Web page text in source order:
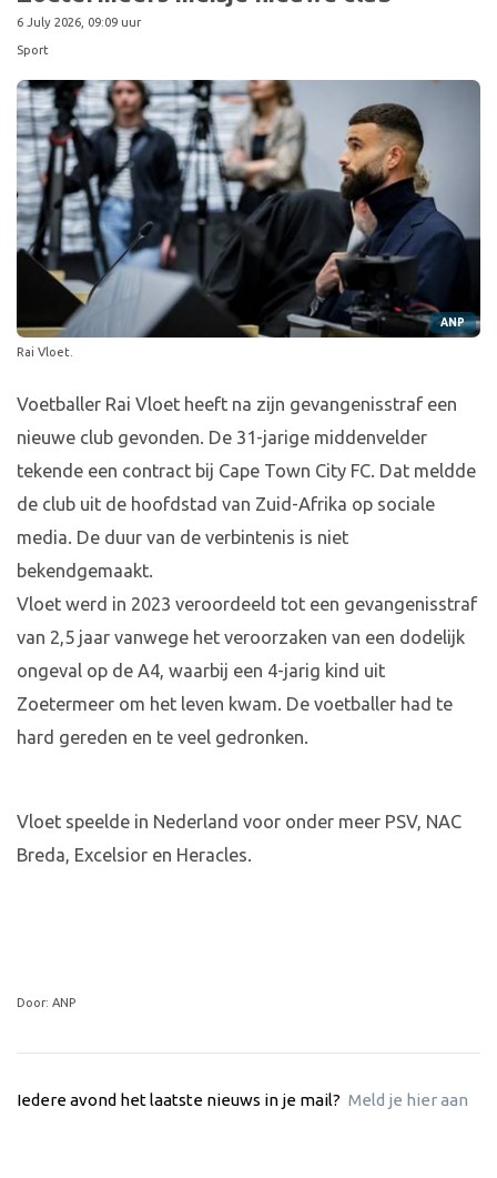
6 July 2026, 09:09 uur
Sport
ANP
Rai Vloet.
Voetballer Rai Vloet heeft na zijn gevangenisstraf een
nieuwe club gevonden. De 31-jarige middenvelder
tekende een contract bij Cape Town City FC. Dat meldde
de club uit de hoofdstad van Zuid-Afrika op sociale
media. De duur van de verbintenis is niet
bekendgemaakt.
Vloet werd in 2023 veroordeeld tot een gevangenisstraf
van 2,5 jaar vanwege het veroorzaken van een dodelijk
ongeval op de A4, waarbij een 4-jarig kind uit
Zoetermeer om het leven kwam. De voetballer had te
hard gereden en te veel gedronken.
Vloet speelde in Nederland voor onder meer PSV, NAC
Breda, Excelsior en Heracles.
Door: ANP
Iedere avond het laatste nieuws in je mail? Meld je hier aan